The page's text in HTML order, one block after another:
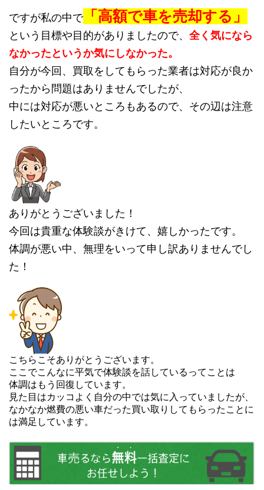
ですが私の中で 「高額で車を売却する」
という目標や目的がありましたので、 全く気になら
なかったというか気にしなかった。
自分が今回、買取をしてもらった業者は対応が良か
ったから問題はありませんでしたが、
中には対応が悪いところもあるので、その辺は注意
したいところです。
ありがとうございました！
今回は貴重な体験談がきけて、嬉しかったです。
体調が悪い中、無理をいって申し訳ありませんでし
た！
こちらこそありがとうございます。
ここでこんなに平気で体験談を話しているってことは
体調はもう回復しています。
見た目はカッコよく自分の中では気に入っていましたが、
なかなか燃費の悪い車だった買い取りしてもらったことに
は満足しています。